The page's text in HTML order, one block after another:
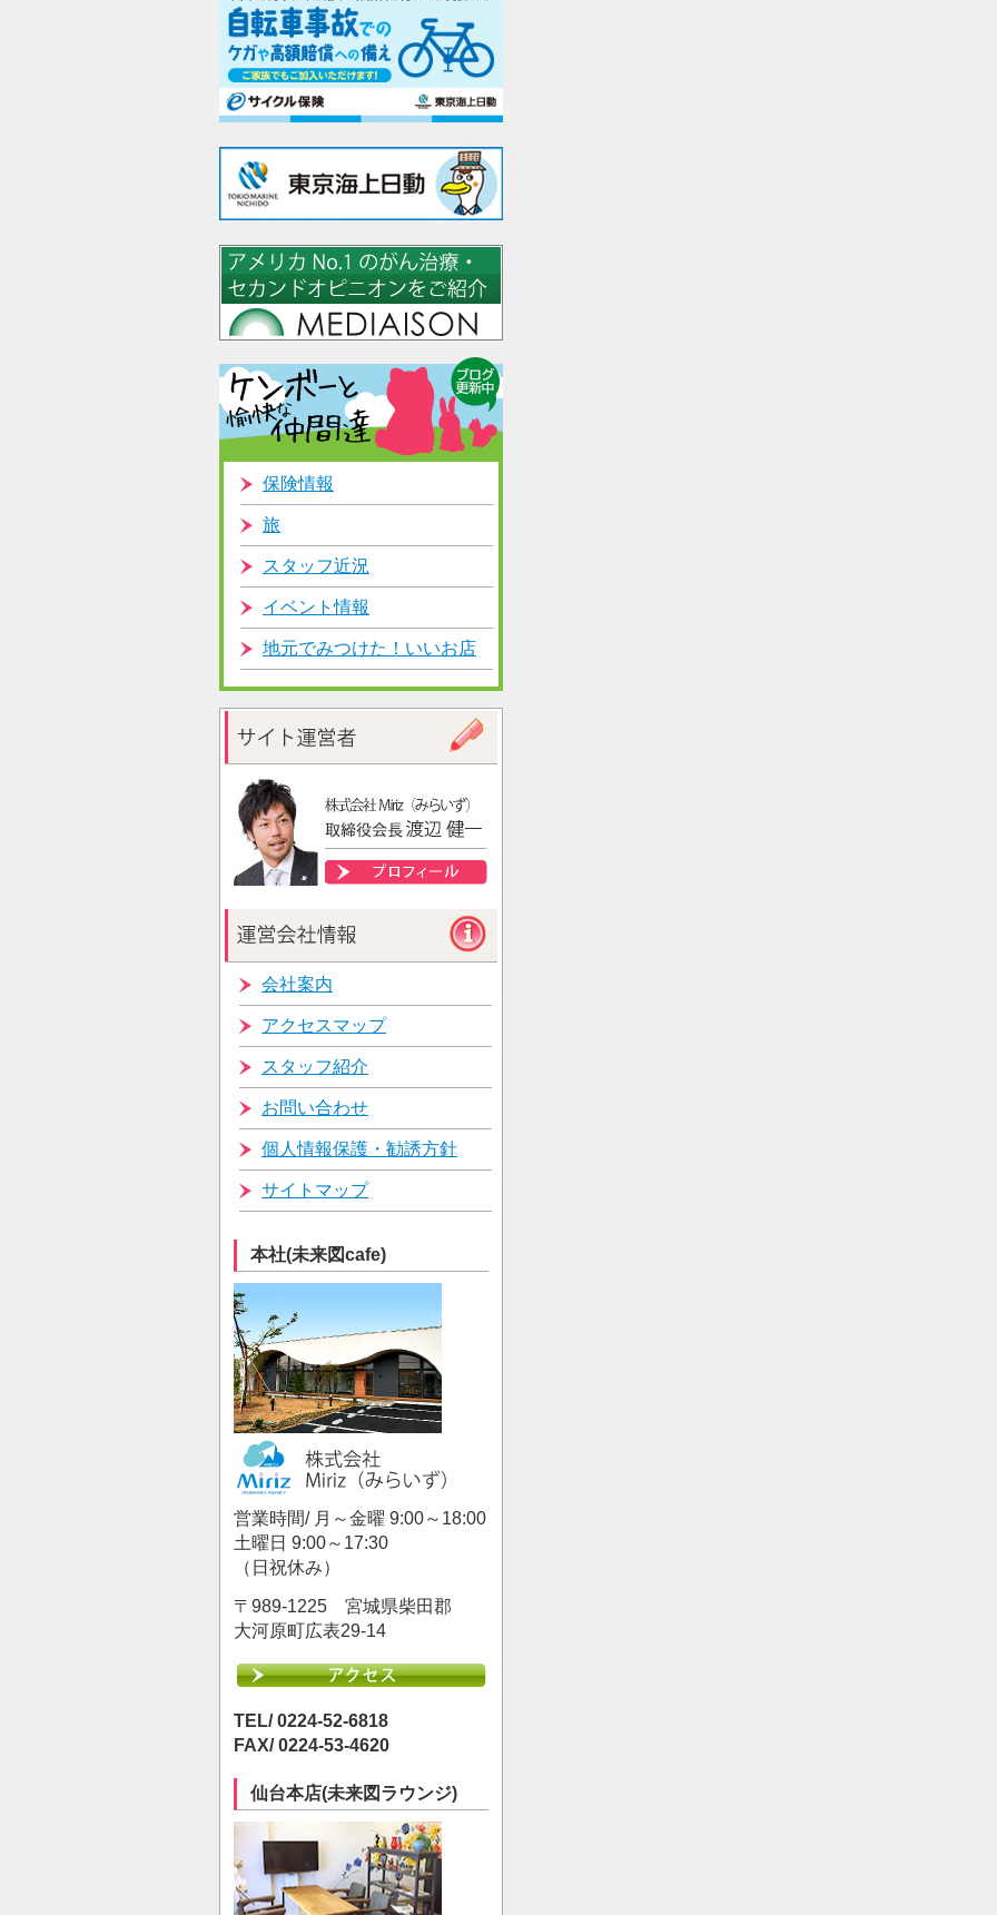
保険情報
旅
スタッフ近況
イベント情報
地元でみつけた！いいお店
会社案内
アクセスマップ
スタッフ紹介
お問い合わせ
個人情報保護・勧誘方針
サイトマップ
本社(未来図cafe)
営業時間/ 月～金曜 9:00～18:00
土曜日 9:00～17:30
（日祝休み）
〒989-1225 宮城県柴田郡
大河原町広表29-14
TEL/ 0224-52-6818
FAX/ 0224-53-4620
仙台本店(未来図ラウンジ)